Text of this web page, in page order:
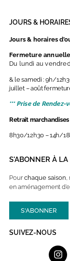
JOURS &
Jours & horaires
Fermeture
Du lundi au
& le samedi : 9h/
juillet – août
*** Prise de
Retrait marchandises
8h30/12h30 – 14h/
S'ABONNER À
Pourchaque saison,
en aménagement
S'ABONNER
SUIVEZ-NOUS